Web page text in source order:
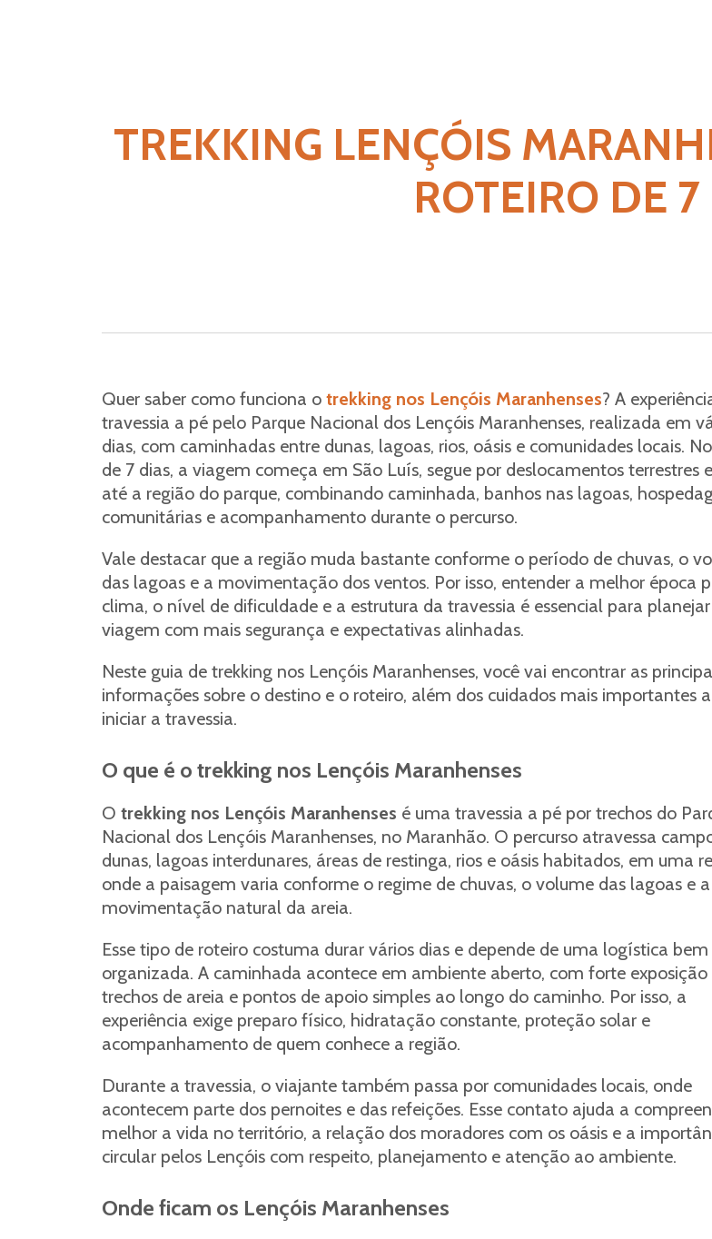
TREKKING LENÇÓIS
ROTEIRO DE
Quer saber como funciona o trekking nos Lençóis Maranhenses? A
travessia a pé pelo Parque Nacional dos Lençóis Maranhenses, realizada em
dias, com caminhadas entre dunas, lagoas, rios, oásis e comunidades locais.
de 7 dias, a viagem começa em São Luís, segue por deslocamentos terrestres
até a região do parque, combinando caminhada, banhos nas lagoas,
comunitárias e acompanhamento durante o percurso.
Vale destacar que a região muda bastante conforme o período de chuvas, o
das lagoas e a movimentação dos ventos. Por isso, entender a melhor época
clima, o nível de dificuldade e a estrutura da travessia é essencial para
viagem com mais segurança e expectativas alinhadas.
Neste guia de trekking nos Lençóis Maranhenses, você vai encontrar as
informações sobre o destino e o roteiro, além dos cuidados mais importantes
iniciar a travessia.
O que é o trekking nos Lençóis Maranhenses
O trekking nos Lençóis Maranhenses é uma travessia a pé por trechos do
Nacional dos Lençóis Maranhenses, no Maranhão. O percurso atravessa
dunas, lagoas interdunares, áreas de restinga, rios e oásis habitados, em uma
onde a paisagem varia conforme o regime de chuvas, o volume das lagoas e a
movimentação natural da areia.
Esse tipo de roteiro costuma durar vários dias e depende de uma logística bem
organizada. A caminhada acontece em ambiente aberto, com forte exposição
trechos de areia e pontos de apoio simples ao longo do caminho. Por isso, a
experiência exige preparo físico, hidratação constante, proteção solar e
acompanhamento de quem conhece a região.
Durante a travessia, o viajante também passa por comunidades locais, onde
acontecem parte dos pernoites e das refeições. Esse contato ajuda a
melhor a vida no território, a relação dos moradores com os oásis e a
circular pelos Lençóis com respeito, planejamento e atenção ao ambiente.
Onde ficam os Lençóis Maranhenses